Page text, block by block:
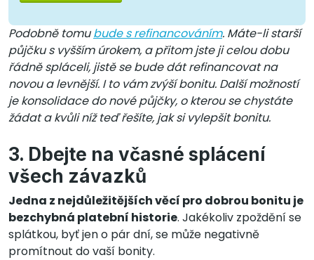
Podobně tomubude s refinancováním. Máte-li starší
půjčku s vyšším úrokem, a přitom jste ji celou dobu
řádně spláceli, jistě se bude dát refinancovat na
novou a levnější. I to vám zvýší bonitu. Další možností
je konsolidace do nové půjčky, o kterou se chystáte
žádat a kvůli níž teď řešíte, jak si vylepšit bonitu.
3. Dbejte na včasné splácení
všech závazků
Jedna z nejdůležitějších věcí pro dobrou bonitu je
bezchybná platební historie. Jakékoliv zpoždění se
splátkou, byť jen o pár dní, se může negativně
promítnout do vaší bonity.